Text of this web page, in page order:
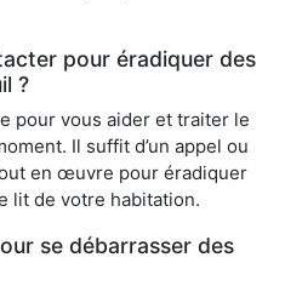
pour éradiquer des
?
pour vous aider et traiter le
Il suffit d’un appel ou
en œuvre pour éradiquer
lit de votre habitation.
se débarrasser des